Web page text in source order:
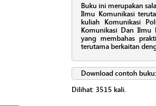
Buku ini merupakan
Ilmu Komunikasi
kuliah Komunikasi
Komunikasi Dan Ilmu
yang membahas
terutama berkaitan
Download contoh
Dilihat: 3515 kali.